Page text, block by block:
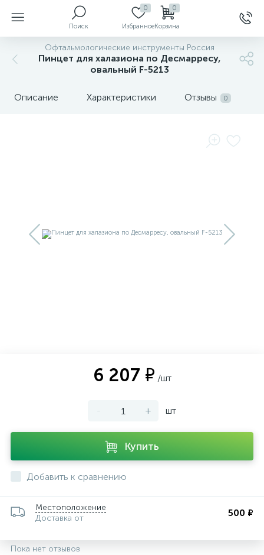
Поиск
0
Избранное
0
Корзина
Офтальмологические инструменты Россия
Пинцет для халазиона по Десмарресу,
овальный F-5213
Описание Характеристики Отзывы 0
6 207 ₽ /шт
- + шт
Купить
Добавить к сравнению
Местоположение
Доставка от
500 ₽
Пока нет отзывов